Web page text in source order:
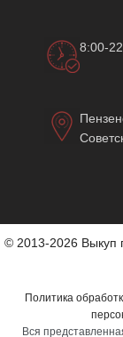
8:00-
© 2013-2026 Выкуп
Политика
Вся